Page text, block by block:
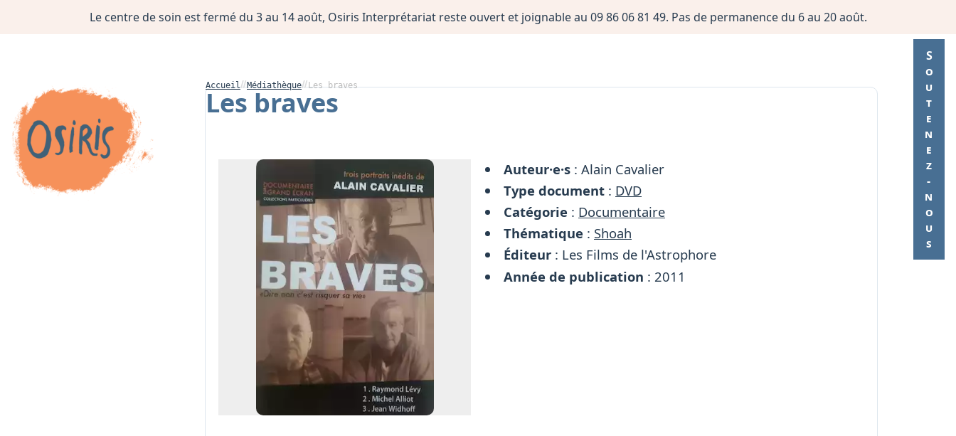
Le centre de soin est fermé du 3 au 14 août, Osiris Interprétariat reste ouvert et joignable au 09 86 06 81 49. Pas de permanence du 6 au 20 août.
Soutenez-nous
Accueil Médiathèque Les braves
Les braves
Auteur·e·s : Alain Cavalier
Type document : DVD
Catégorie : Documentaire
Thématique : Shoah
Éditeur : Les Films de l'Astrophore
Année de publication : 2011